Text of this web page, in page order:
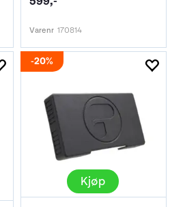
Varenr 170814
20%
Kjøp